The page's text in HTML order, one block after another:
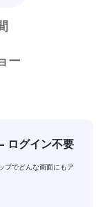
ー
ログイン不要
プでどんな画面にもア